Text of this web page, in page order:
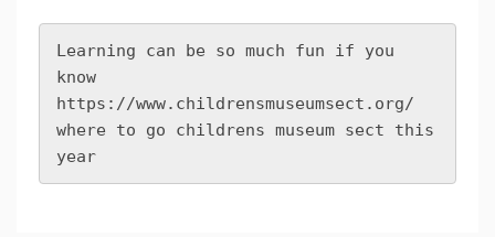
Learning can be so much fun if you
https://www.childrensmuseumsect.org/
where to go childrens museum sect this
year